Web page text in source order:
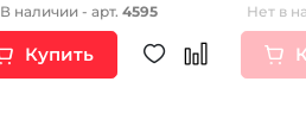
В наличии - арт. 4595
Купить
Нет в